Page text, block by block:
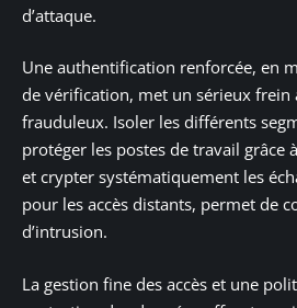
d’attaque.
Une authentification renforcée, en
de vérification, met un sérieux frein
frauduleux. Isoler les différents
protéger les postes de travail grâce
et crypter systématiquement les
pour les accès distants, permet de
d’intrusion.
La gestion fine des accès et une